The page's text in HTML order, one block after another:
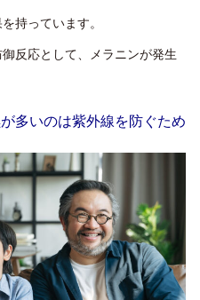
持っています。
御反応として、
メラニンが発生
多いのは紫外線を防ぐため